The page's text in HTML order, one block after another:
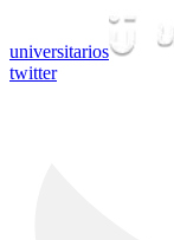
universitarios
twitter